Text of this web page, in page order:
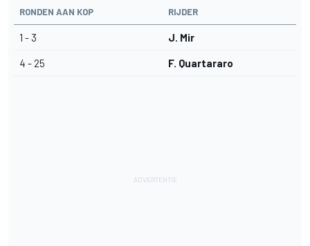
RONDEN AAN KOP RIJDER
1 - 3 J. Mir
4 - 25 F. Quartararo